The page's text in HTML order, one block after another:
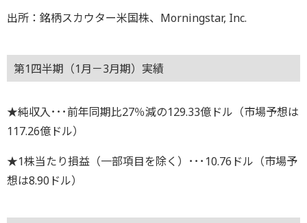
出所：銘柄スカウター米国株、Morningstar, Inc.
第1四半期（1月－3月期）実績
★純収入･･･前年同期比27％減の129.33億ドル（市場予想は
117.26億ドル）
★1株当たり損益（一部項目を除く）･･･10.76ドル（市場予
想は8.90ドル）